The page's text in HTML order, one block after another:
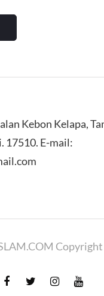
Kebon Kelapa,
17510. E-mail:
Copyright